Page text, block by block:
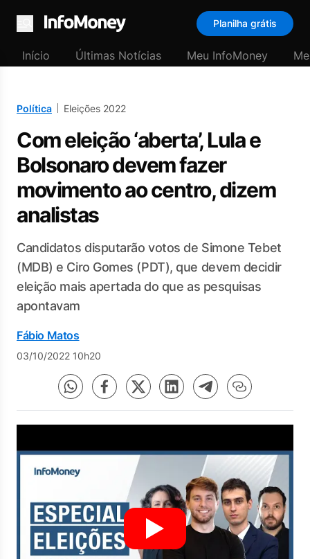
Menu
Planilha grátis
Início Últimas Notícias Meu InfoMoney
Política Eleições 2022
Com eleição ‘aberta’, Lula e
Bolsonaro devem fazer
movimento ao centro, dizem
analistas
Candidatos disputarão votos de Simone Tebet
(MDB) e Ciro Gomes (PDT), que devem decidir
eleição mais apertada do que as pesquisas
apontavam
Fábio Matos
03/10/2022 10h20